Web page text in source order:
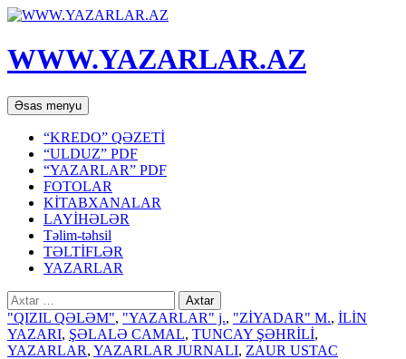
WWW.YAZARLAR.AZ
Axtar
Əsas menyu Mühtəviyyata
keç
“KREDO” QƏZETİ
“ULDUZ” PDF
“YAZARLAR” PDF
FOTOLAR
KİTABXANALAR
LAYİHƏLƏR
Təlim-təhsil
TƏLTİFLƏR
YAZARLAR
Axtarış:
"QIZIL QƏLƏM", "YAZARLAR" j., "ZİYADAR" M., İLİN
YAZARI, ŞƏLALƏ CAMAL, TUNCAY ŞƏHRİLİ,
YAZARLAR, YAZARLAR JURNALI, ZAUR USTAC